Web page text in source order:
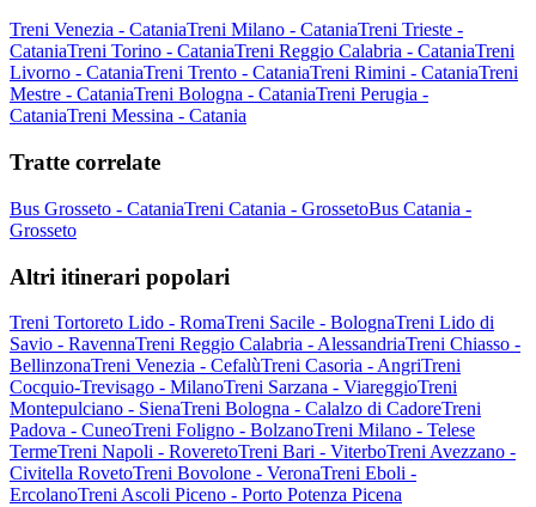
Treni Venezia - CataniaTreni Milano - CataniaTreni Trieste -
CataniaTreni Torino - CataniaTreni Reggio Calabria - CataniaTreni
Livorno - CataniaTreni Trento - CataniaTreni Rimini - CataniaTreni
Mestre - CataniaTreni Bologna - CataniaTreni Perugia -
CataniaTreni Messina - Catania
Tratte correlate
Bus Grosseto - CataniaTreni Catania - GrossetoBus Catania -
Grosseto
Altri itinerari popolari
Treni Tortoreto Lido - RomaTreni Sacile - BolognaTreni Lido di
Savio - RavennaTreni Reggio Calabria - AlessandriaTreni Chiasso -
BellinzonaTreni Venezia - CefalùTreni Casoria - AngriTreni
Cocquio-Trevisago - MilanoTreni Sarzana - ViareggioTreni
Montepulciano - SienaTreni Bologna - Calalzo di CadoreTreni
Padova - CuneoTreni Foligno - BolzanoTreni Milano - Telese
TermeTreni Napoli - RoveretoTreni Bari - ViterboTreni Avezzano -
Civitella RovetoTreni Bovolone - VeronaTreni Eboli -
ErcolanoTreni Ascoli Piceno - Porto Potenza Picena